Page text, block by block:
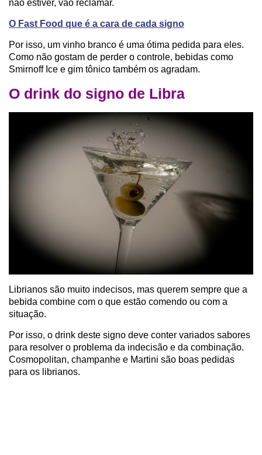
não estiver, vão reclamar.
O Fast Food que é a cara de cada signo
Por isso, um vinho branco é uma ótima pedida para eles.
Como não gostam de perder o controle, bebidas como
Smirnoff Ice e gim tônico também os agradam.
O drink do signo de Libra
Librianos são muito indecisos, mas querem sempre que a
bebida combine com o que estão comendo ou com a
situação.
Por isso, o drink deste signo deve conter variados sabores
para resolver o problema da indecisão e da combinação.
Cosmopolitan, champanhe e Martini são boas pedidas
para os librianos.